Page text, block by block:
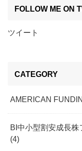
FOLLOW ME ON
ツイート
CATEGORY
AMERICAN
BI中小型割安成長
(4)